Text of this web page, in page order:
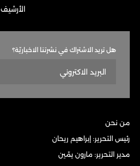
الأرشيف
هل تريد الاشتراك في نشرتنا الاخباريّة؟
من نحن
رئيس التحرير: إبراهيم ريحان
مدير التحرير: مارون يمّين